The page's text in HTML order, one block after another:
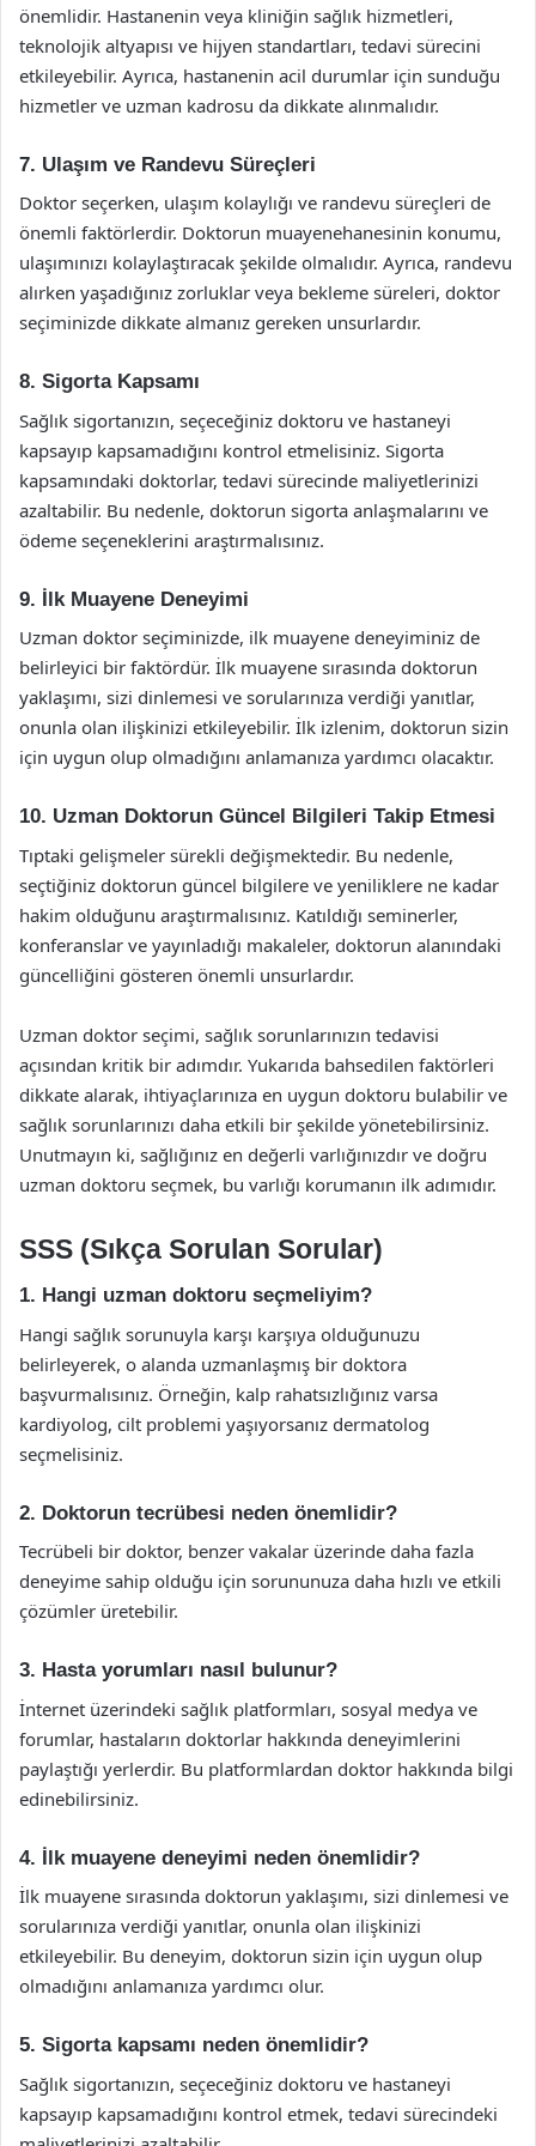
önemlidir. Hastanenin veya kliniğin sağlık hizmetleri,
teknolojik altyapısı ve hijyen standartları, tedavi sürecini
etkileyebilir. Ayrıca, hastanenin acil durumlar için sunduğu
hizmetler ve uzman kadrosu da dikkate alınmalıdır.
7. Ulaşım ve Randevu Süreçleri
Doktor seçerken, ulaşım kolaylığı ve randevu süreçleri de
önemli faktörlerdir. Doktorun muayenehanesinin konumu,
ulaşımınızı kolaylaştıracak şekilde olmalıdır. Ayrıca, randevu
alırken yaşadığınız zorluklar veya bekleme süreleri, doktor
seçiminizde dikkate almanız gereken unsurlardır.
8. Sigorta Kapsamı
Sağlık sigortanızın, seçeceğiniz doktoru ve hastaneyi
kapsayıp kapsamadığını kontrol etmelisiniz. Sigorta
kapsamındaki doktorlar, tedavi sürecinde maliyetlerinizi
azaltabilir. Bu nedenle, doktorun sigorta anlaşmalarını ve
ödeme seçeneklerini araştırmalısınız.
9. İlk Muayene Deneyimi
Uzman doktor seçiminizde, ilk muayene deneyiminiz de
belirleyici bir faktördür. İlk muayene sırasında doktorun
yaklaşımı, sizi dinlemesi ve sorularınıza verdiği yanıtlar,
onunla olan ilişkinizi etkileyebilir. İlk izlenim, doktorun sizin
için uygun olup olmadığını anlamanıza yardımcı olacaktır.
10. Uzman Doktorun Güncel Bilgileri Takip Etmesi
Tıptaki gelişmeler sürekli değişmektedir. Bu nedenle,
seçtiğiniz doktorun güncel bilgilere ve yeniliklere ne kadar
hakim olduğunu araştırmalısınız. Katıldığı seminerler,
konferanslar ve yayınladığı makaleler, doktorun alanındaki
güncelliğini gösteren önemli unsurlardır.
Uzman doktor seçimi, sağlık sorunlarınızın tedavisi
açısından kritik bir adımdır. Yukarıda bahsedilen faktörleri
dikkate alarak, ihtiyaçlarınıza en uygun doktoru bulabilir ve
sağlık sorunlarınızı daha etkili bir şekilde yönetebilirsiniz.
Unutmayın ki, sağlığınız en değerli varlığınızdır ve doğru
uzman doktoru seçmek, bu varlığı korumanın ilk adımıdır.
SSS (Sıkça Sorulan Sorular)
1. Hangi uzman doktoru seçmeliyim?
Hangi sağlık sorunuyla karşı karşıya olduğunuzu
belirleyerek, o alanda uzmanlaşmış bir doktora
başvurmalısınız. Örneğin, kalp rahatsızlığınız varsa
kardiyolog, cilt problemi yaşıyorsanız dermatolog
seçmelisiniz.
2. Doktorun tecrübesi neden önemlidir?
Tecrübeli bir doktor, benzer vakalar üzerinde daha fazla
deneyime sahip olduğu için sorununuza daha hızlı ve etkili
çözümler üretebilir.
3. Hasta yorumları nasıl bulunur?
İnternet üzerindeki sağlık platformları, sosyal medya ve
forumlar, hastaların doktorlar hakkında deneyimlerini
paylaştığı yerlerdir. Bu platformlardan doktor hakkında bilgi
edinebilirsiniz.
4. İlk muayene deneyimi neden önemlidir?
İlk muayene sırasında doktorun yaklaşımı, sizi dinlemesi ve
sorularınıza verdiği yanıtlar, onunla olan ilişkinizi
etkileyebilir. Bu deneyim, doktorun sizin için uygun olup
olmadığını anlamanıza yardımcı olur.
5. Sigorta kapsamı neden önemlidir?
Sağlık sigortanızın, seçeceğiniz doktoru ve hastaneyi
kapsayıp kapsamadığını kontrol etmek, tedavi sürecindeki